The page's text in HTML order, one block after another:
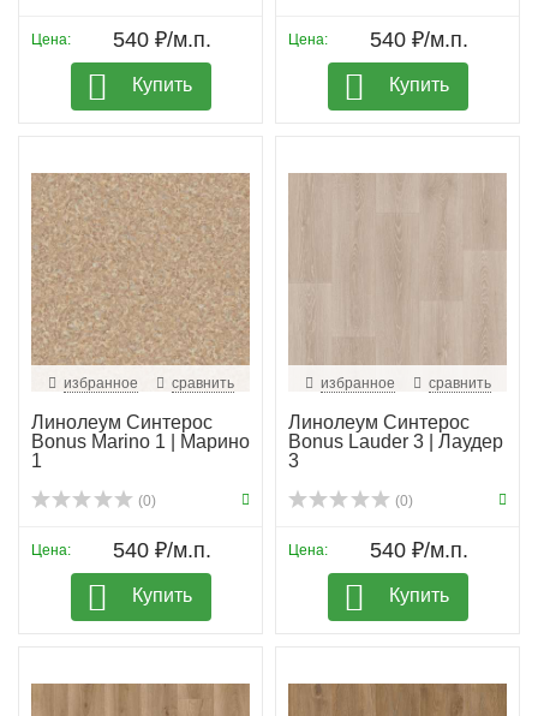
Цена: 540 ₽/м.п.
Купить
Цена: 540 ₽/м.п.
Купить
избранное сравнить
Линолеум Синтерос
Bonus Marino 1 | Марино
1
(0)
Цена: 540 ₽/м.п.
Купить
избранное сравнить
Линолеум Синтерос
Bonus Lauder 3 | Лаудер
3
(0)
Цена: 540 ₽/м.п.
Купить